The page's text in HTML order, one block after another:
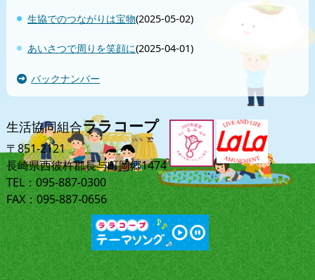
生協でのつながりは宝物(2025-05-02)
あいさつで周りを笑顔に(2025-04-01)
バックナンバー
生活協同組合ララコープ
〒851-2121
長崎県西彼杵郡長与町岡郷1474
TEL：095-887-0300
FAX：095-887-0656